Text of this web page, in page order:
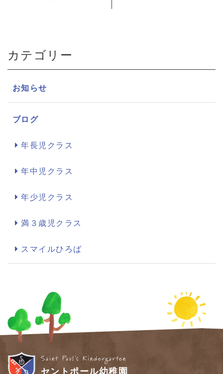
カテゴリー
お知らせ
ブログ
年長児クラス
年中児クラス
年少児クラス
満３歳児クラス
スマイルひろば
Saint Paul's Kindergarten
セントポール幼稚園